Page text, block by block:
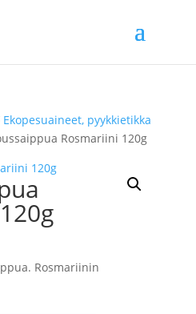
Ekopesuaineet, pyykkietikka
Rosmariini 120g
Rosmariinin